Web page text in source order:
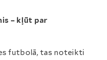
– kļūt par
futbolā, tas noteikti